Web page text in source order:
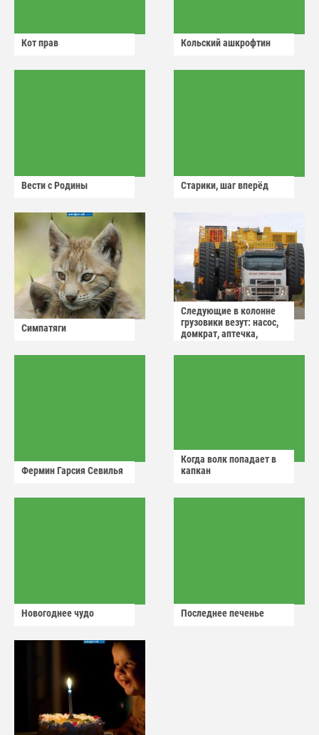
Кот прав Кольский ашкрофтин
Вести с Родины Старики, шаг вперёд
Симпатяги
Следующие в колонне
грузовики везут: насос,
домкрат, аптечка,
Фермин Гарсия Севилья
Когда волк попадает в
капкан
Новогоднее чудо Последнее печенье